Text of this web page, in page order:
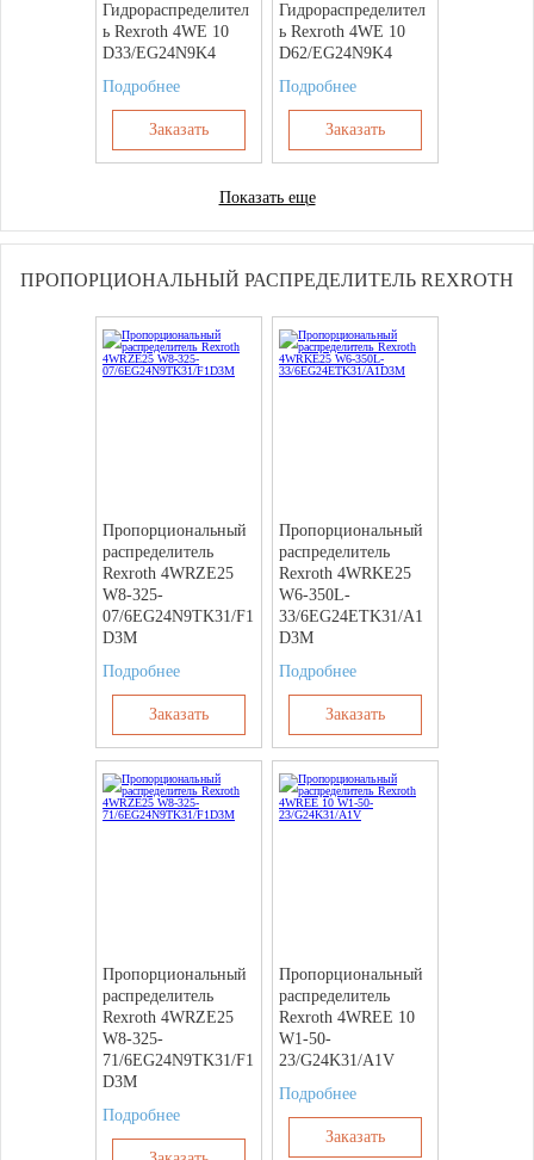
Гидрораспределител
ь Rexroth 4WE 10
D33/EG24N9K4
Подробнее
Заказать
Гидрораспределител
ь Rexroth 4WE 10
D62/EG24N9K4
Подробнее
Заказать
Показать еще
ПРОПОРЦИОНАЛЬНЫЙ РАСПРЕДЕЛИТЕЛЬ REXROTH
Пропорциональный
распределитель
Rexroth 4WRZE25
W8-325-
07/6EG24N9TK31/F1
D3M
Подробнее
Заказать
Пропорциональный
распределитель
Rexroth 4WRKE25
W6-350L-
33/6EG24ETK31/A1
D3M
Подробнее
Заказать
Пропорциональный
распределитель
Rexroth 4WRZE25
W8-325-
71/6EG24N9TK31/F1
D3M
Подробнее
Пропорциональный
распределитель
Rexroth 4WREE 10
W1-50-
23/G24K31/A1V
Подробнее
Заказать